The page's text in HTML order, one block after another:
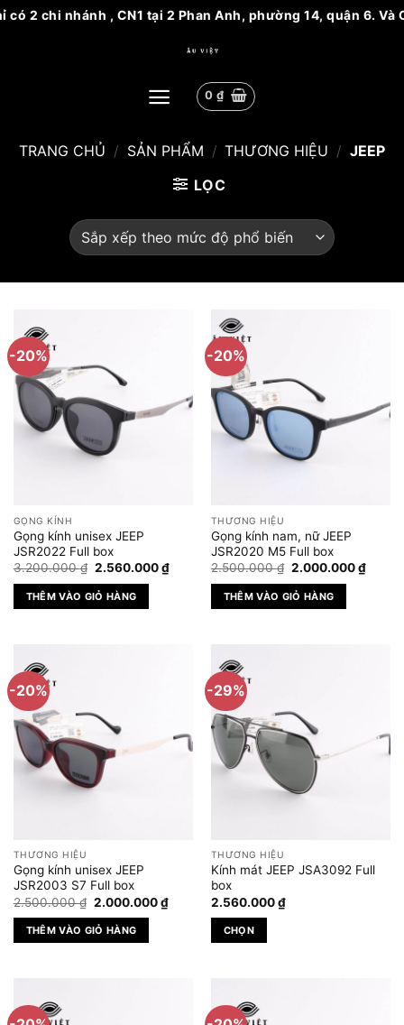
chi nhánh , CN1 tại 2 Phan Anh, phường 14, quận 6. Và
0 ₫
TRANG CHỦ / SẢN PHẨM / THƯƠNG HIỆU / JEEP
LỌC
-20%
GỌNG KÍNH
Gọng kính unisex JEEP
JSR2022 Full box
3.200.000₫ Giá
là:
3.200.000 ₫.
2.560.000₫Giá
hiện
2.560.000 ₫.
THÊM VÀO GIỎ HÀNG
-20%
THƯƠNG HIỆU
Gọng kính nam, nữ JEEP
JSR2020 M5 Full box
2.500.000₫ Giá
là:
2.500.000 ₫.
2.000.000₫Giá
hiện
THÊM VÀO GIỎ HÀNG
-20%
THƯƠNG HIỆU
Gọng kính unisex JEEP
JSR2003 S7 Full box
2.500.000₫ Giá
gốc
là:
2.500.000 ₫.
2.000.000₫Giá
hiện
2.000.000 ₫.
THÊM VÀO GIỎ HÀNG
-29%
THƯƠNG HIỆU
Kính mát JEEP JSA3092 Full
box
2.560.000₫
CHỌN
có